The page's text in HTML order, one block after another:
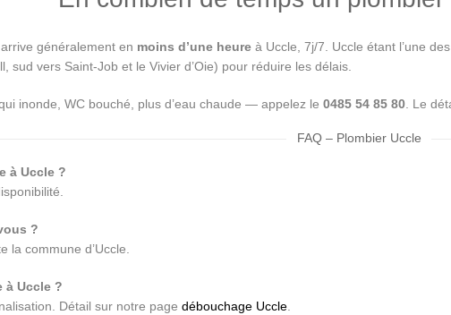
généralement en moins d’une heure à Uccle, 7j/7. Uccle étant l’une
sud vers Saint-Job et le Vivier d’Oie) pour réduire les délais.
inonde, WC bouché, plus d’eau chaude — appelez le 0485 54 85 80. Le
FAQ – Plombier Uccle
à Uccle ?
?
la commune d’Uccle.
à Uccle ?
Détail sur notre page débouchage Uccle.